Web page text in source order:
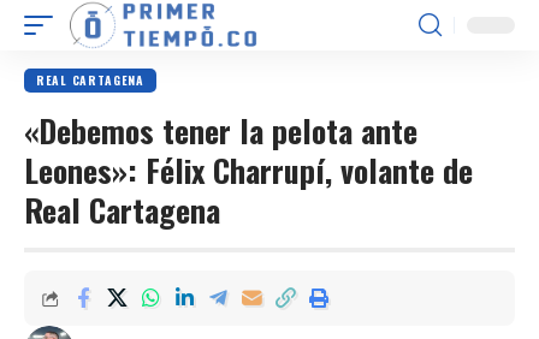
REAL CARTAGENA
«Debemos tener la pelota ante
Leones»: Félix Charrupí, volante de
Real Cartagena